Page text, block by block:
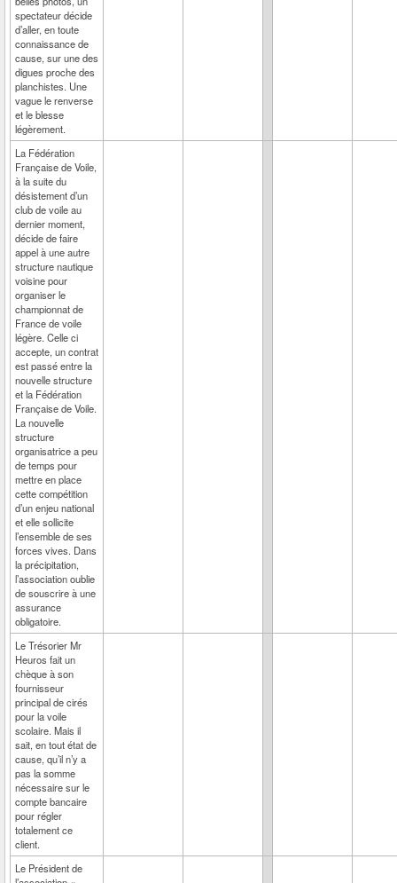
spectateur décide
d’aller, en toute
connaissance de
cause, sur une des
digues proche des
planchistes. Une
vague le renverse
et le blesse
légèrement.
La Fédération
Française de Voile,
à la suite du
désistement d’un
club de voile au
dernier moment,
décide de faire
appel à une autre
structure nautique
voisine pour
organiser le
championnat de
France de voile
légère. Celle ci
accepte, un contrat
est passé entre la
nouvelle structure
et la Fédération
Française de Voile.
La nouvelle
structure
organisatrice a peu
de temps pour
mettre en place
cette compétition
d’un enjeu national
et elle sollicite
l’ensemble de ses
forces vives. Dans
la précipitation,
l’association oublie
de souscrire à une
assurance
obligatoire.
Le Trésorier Mr
Heuros fait un
chèque à son
fournisseur
principal de cirés
pour la voile
scolaire. Mais il
sait, en tout état de
cause, qu’il n’y a
pas la somme
nécessaire sur le
compte bancaire
pour régler
totalement ce
client.
Le Président de